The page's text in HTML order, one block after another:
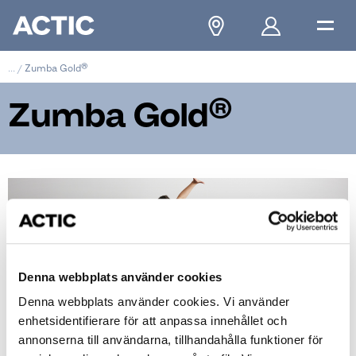
Denna webbplats använder cookies
Denna webbplats använder cookies. Vi använder
enhetsidentifierare för att anpassa innehållet och
annonserna till användarna, tillhandahålla funktioner för
/ Zumba Gold®
Zumba Gold®